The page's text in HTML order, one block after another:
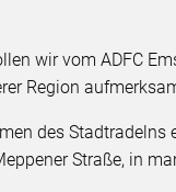
wir vom ADFC
Region
des
Straße, in